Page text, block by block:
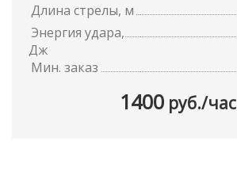
Длина стрелы, м
Энергия удара,
Дж
Мин. заказ
1400руб./час